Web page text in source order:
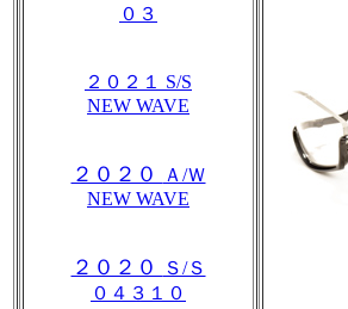
０３
２０２１ S/S
NEW WAVE
２０２０
Ａ/Ｗ
NEW WAVE
２０２０
Ｓ/Ｓ
０４３１０